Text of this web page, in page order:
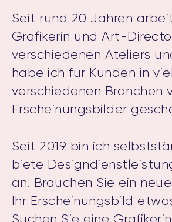
Seit rund 20 Jahren
Grafikerin und Art-
verschiedenen Ateliers
habe ich für Kunden in
verschiedenen Branchen
Erscheinungsbilder
Seit 2019 bin ich
biete
an. Brauchen Sie ein
Ihr Erscheinungsbild
Suchen Sie eine